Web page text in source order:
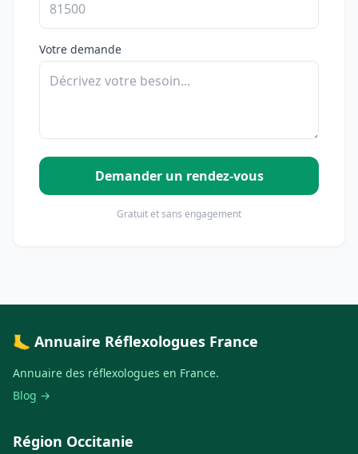
Votre demande
Demander un rendez-vous
Gratuit et sans engagement
🦶 Annuaire Réflexologues France
Annuaire des réflexologues en France.
Blog →
Région Occitanie